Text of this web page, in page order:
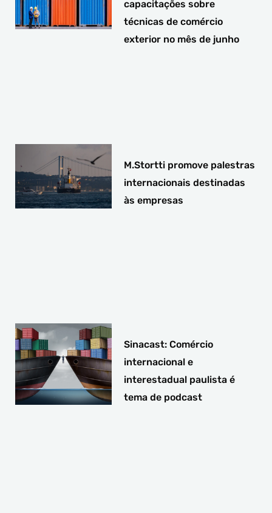
capacitações sobre
técnicas de comércio
exterior no mês de junho
M.Stortti promove palestras
internacionais destinadas
às empresas
Sinacast: Comércio
internacional e
interestadual paulista é
tema de podcast